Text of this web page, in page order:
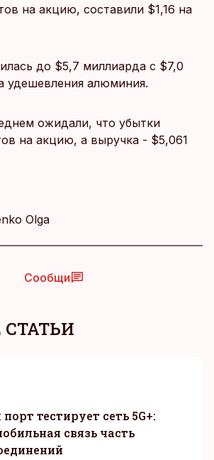
на акцию, составили $1,16 на
до $5,7 миллиарда с $7,0
удешевления алюминия.
ожидали, что убытки
на акцию, а выручка - $5,061
Olga
Сообщи
тестирует сеть 5G+:
связь часть